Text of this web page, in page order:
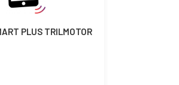
PLUS TRILMOTOR